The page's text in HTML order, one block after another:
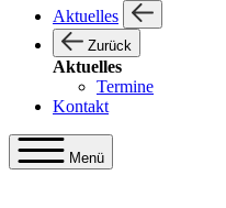
Aktuelles
Zurück
Aktuelles
Termine
Kontakt
Menü